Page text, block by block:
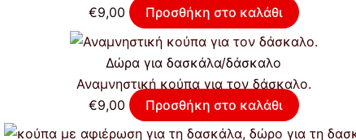
€9,00 Προσθήκη στο καλάθι
Δώρα για δασκάλα/δάσκαλο
Αναμνηστική κούπα για τον δάσκαλο.
€9,00 Προσθήκη στο καλάθι